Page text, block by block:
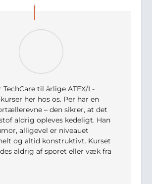
TechCare til årlige ATEX/L-
her hos os. Per har en
– den sikrer, at det
aldrig opleves kedeligt. Han
alligevel er niveauet
og altid konstruktivt. Kurset
aldrig af sporet eller væk fra